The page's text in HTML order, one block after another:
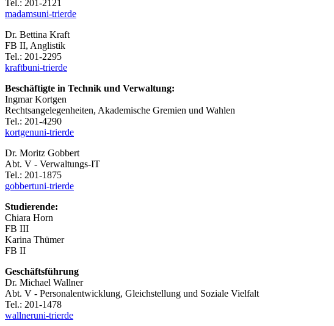
Tel.: 201-2121
madamsuni-trierde
Dr. Bettina Kraft
FB II, Anglistik
Tel.: 201-2295
kraftbuni-trierde
Beschäftigte in Technik und Verwaltung:
Ingmar Kortgen
Rechtsangelegenheiten, Akademische Gremien und Wahlen
Tel.: 201-4290
kortgenuni-trierde
Dr. Moritz Gobbert
Abt. V - Verwaltungs-IT
Tel.: 201-1875
gobbertuni-trierde
Studierende:
Chiara Horn
FB III
Karina Thümer
FB II
Geschäftsführung
Dr. Michael Wallner
Abt. V - Personalentwicklung, Gleichstellung und Soziale Vielfalt
Tel.: 201-1478
wallneruni-trierde